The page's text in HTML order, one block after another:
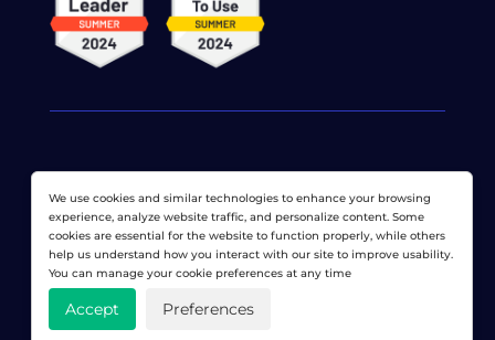
れています。 LoadViewは、ドットコムモニター株式会社
プライバシーポリシー|利用規約|ライセンス特許|サイトマ
ップ
We use cookies and similar technologies to enhance your browsing
experience, analyze website traffic, and personalize content. Some
cookies are essential for the website to function properly, while others
help us understand how you interact with our site to improve usability.
You can manage your cookie preferences at any time
Accept Preferences